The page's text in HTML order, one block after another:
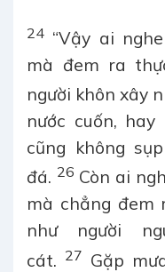
24 “Vậy ai
mà đem ra
người khôn xây
nước cuốn,
cũng không
đá. 26 Còn ai
mà chẳng đem
như người
cát. 27 Gặp